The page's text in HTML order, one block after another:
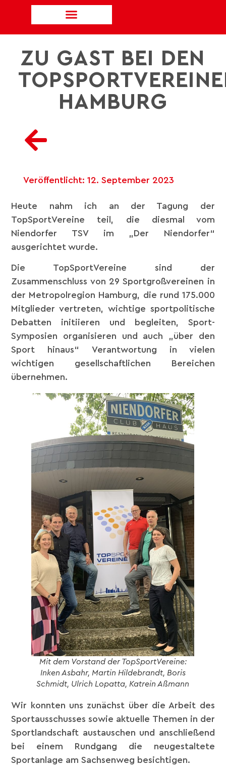
ZU GAST BEI DEN
HAMBURG
Veröffentlicht: 12. September 2023
Heute nahm ich an der Tagung der
TopSportVereine teil, die diesmal vom
Niendorfer TSV im „Der Niendorfer“
ausgerichtet wurde.
Die TopSportVereine sind der
Zusammenschluss von 29 Sportgroßvereinen in
der Metropolregion Hamburg, die rund 175.000
Mitglieder vertreten, wichtige sportpolitische
Debatten initiieren und begleiten, Sport-
Symposien organisieren und auch „über den
Sport hinaus“ Verantwortung in vielen
wichtigen gesellschaftlichen Bereichen
übernehmen.
Mit dem Vorstand der TopSportVereine:
Inken Asbahr, Martin Hildebrandt, Boris
Schmidt, Ulrich Lopatta, Katrein Aßmann
Wir konnten uns zunächst über die Arbeit des
Sportausschusses sowie aktuelle Themen in der
Sportlandschaft austauschen und anschließend
bei einem Rundgang die neugestaltete
Sportanlage am Sachsenweg besichtigen.